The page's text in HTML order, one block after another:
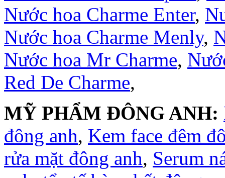
Nước hoa Charme Enter,
Nước hoa Charme Menly,
Nước hoa Mr Charme,
Red De Charme,
MỸ PHẨM ĐÔNG ANH:
đông anh, Kem face đêm
rửa mặt đông anh, Serum